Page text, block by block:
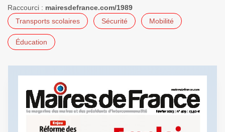
Raccourci : mairesdefrance.com/1989
Transports scolaires
Sécurité Mobilité
Éducation